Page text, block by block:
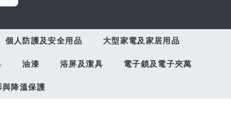
個人防護及安全用品 大型家電及家居用品
油漆 浴屏及潔具 電子鎖及電子夾萬
降溫保護